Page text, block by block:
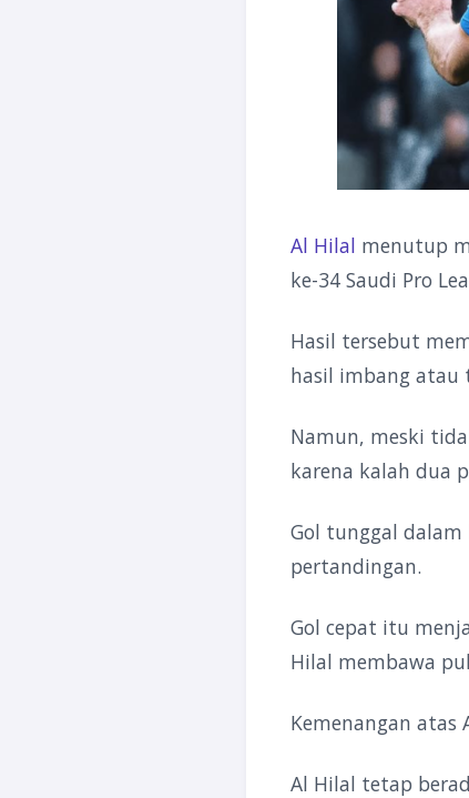
Al Hilal menutup
ke-34 Saudi Pro
Hasil tersebut
hasil imbang atau
Namun, meski
karena kalah dua
Gol tunggal
pertandingan.
Gol cepat itu
Hilal membawa
Kemenangan atas
Al Hilal tetap